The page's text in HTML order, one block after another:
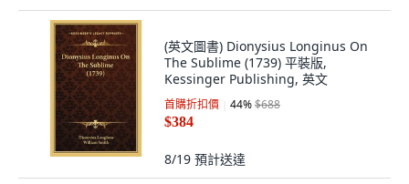
(英文圖書) Dionysius Longinus On
The Sublime (1739) 平裝版,
Kessinger Publishing, 英文
首購折扣價 44%$688
$384
8/19 預計送達